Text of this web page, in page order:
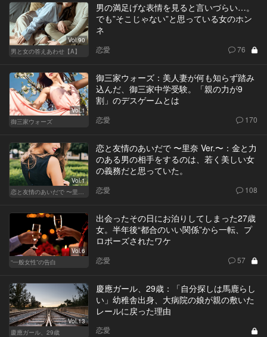
Vol.90
男と女の答えあわせ【A】
男の満足げな表情を見ると言いづらい…。
でも”そこじゃない”と思っている女のホン
ネ
恋愛 76
Vol.1
御三家ウォーズ
御三家ウォーズ：美人妻が何も知らず踏み
込んだ、御三家中学受験。「親の力が9
割」のデスゲームとは
恋愛 170
Vol.1
恋と友情のあいだで 〜里奈 Ver.〜
恋と友情のあいだで 〜里奈 Ver.〜：金と力
のある男の相手をするのは、若く美しい女
の義務だと思っていた。
恋愛 108
Vol.6
“一般女性”の告白
出会ったその日にお泊りしてしまった27歳
女。半年後“都合のいい関係”から一転、プ
ロポーズされたワケ
恋愛 57
Vol.13
慶應ガール、29歳
慶應ガール、29歳：「自分探しは馬鹿らし
い」幼稚舎出身、大病院の娘が親の敷いた
レールに戻った理由
恋愛